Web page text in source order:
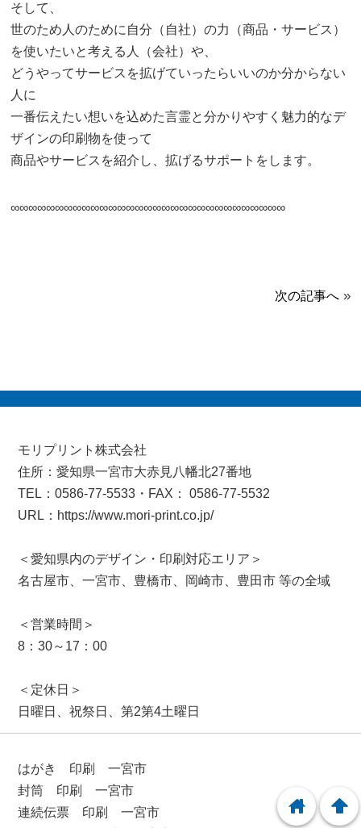
そして、
世のため人のために自分（自社）の力（商品・サービス）
を使いたいと考える人（会社）や、
どうやってサービスを拡げていったらいいのか分からない
人に
一番伝えたい想いを込めた言霊と分かりやすく魅力的なデ
ザインの印刷物を使って
商品やサービスを紹介し、拡げるサポートをします。
∞∞∞∞∞∞∞∞∞∞∞∞∞∞∞∞∞∞∞∞∞∞∞∞∞∞∞∞∞∞∞
次の記事へ»
はがき 印刷 一宮市
封筒 印刷 一宮市
連続伝票 印刷 一宮市
モリプリント株式会社
住所：愛知県一宮市大赤見八幡北27番地
TEL：0586-77-5533・FAX： 0586-77-5532
URL：https://www.mori-print.co.jp/
＜愛知県内のデザイン・印刷対応エリア＞
名古屋市、一宮市、豊橋市、岡崎市、豊田市 等の全域
＜営業時間＞
8：30～17：00
＜定休日＞
日曜日、祝祭日、第2第4土曜日
arrowup
home